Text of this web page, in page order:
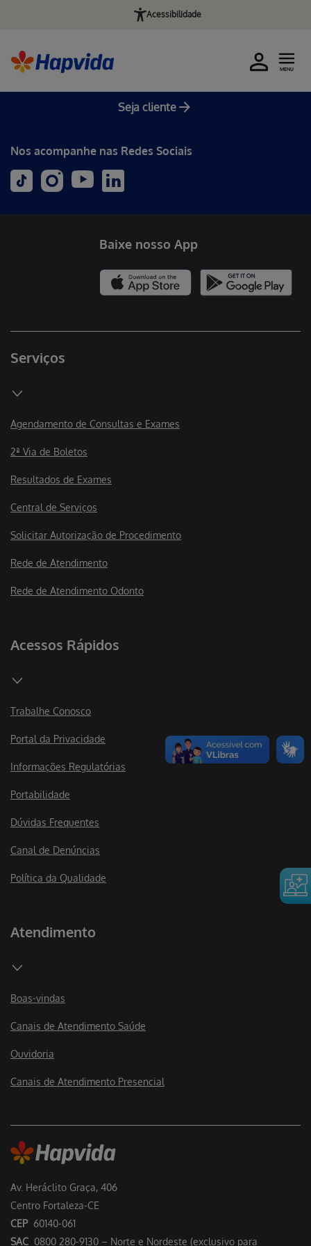
Acessibilidade
Seja cliente
MENU
Nos acompanhe nas Redes Sociais
Av. Heráclito Graça, 406
Centro Fortaleza-CE
CEP 60140-061
SAC 0800 280-9130 – Norte e Nordeste (exclusivo para
Serviços
Agendamento de Consultas e Exames
2ª Via de Boletos
Resultados de Exames
Central de Serviços
Solicitar Autorização de Procedimento
Rede de Atendimento
Rede de Atendimento Odonto
Acessos Rápidos
Trabalhe Conosco
Portal da Privacidade
Informações Regulatórias
Portabilidade
Dúvidas Frequentes
Canal de Denúncias
Política da Qualidade
Atendimento
Boas-vindas
Canais de Atendimento Saúde
Ouvidoria
Canais de Atendimento Presencial
Baixe nosso App